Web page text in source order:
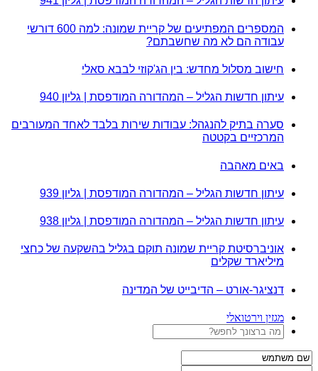
המספרים המפתיעים של קריית שמונה: למה 600 דורשי
עבודה הם לא מה שחשבתם?
חישוב מסלול מחדש: בין הג'קוזי לבבא סאלי
עיתון חדשות הגליל – המהדורה המודפסת | גליון 940
סערה בתיק להנגהל: עבודות שירות בלבד לאחד המעורבים
המרכזיים בקטטה
באים מאהבה
עיתון חדשות הגליל – המהדורה המודפסת | גליון 939
עיתון חדשות הגליל – המהדורה המודפסת | גליון 938
אוניברסיטת קריית שמונה תוקם בגליל בהשקעה של כחצי
מיליארד שקלים
דנציגר-אורט – הדיבייט של המדינה
מגזין וירטואלי